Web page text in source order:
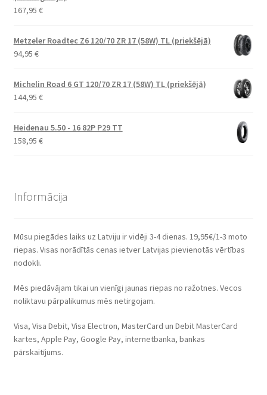
167,95 €
Metzeler Roadtec Z6 120/70 ZR 17 (58W) TL (priekšējā)
94,95 €
Michelin Road 6 GT 120/70 ZR 17 (58W) TL (priekšējā)
144,95 €
Heidenau 5.50 - 16 82P P29 TT
158,95 €
Informācija
Mūsu piegādes laiks uz Latviju ir vidēji 3-4 dienas. 19,95€/1-3 moto
riepas. Visas norādītās cenas ietver Latvijas pievienotās vērtības
nodokli.
Mēs piedāvājam tikai un vienīgi jaunas riepas no ražotnes. Vecos
noliktavu pārpalikumus mēs netirgojam.
Visa, Visa Debit, Visa Electron, MasterCard un Debit MasterCard
kartes, Apple Pay, Google Pay, internetbanka, bankas
pārskaitījums.